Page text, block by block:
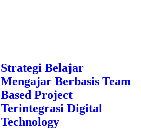
Strategi Belajar
Mengajar Berbasis Team
Based Project
Terintegrasi Digital
Technology